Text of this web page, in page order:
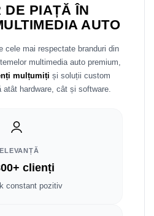
DE PIAȚĂ ÎN
AUTO
cele mai respectate branduri din
multimedia auto premium,
mulțumiți și soluții custom
atât hardware, cât și software.
clienți
constant pozitiv